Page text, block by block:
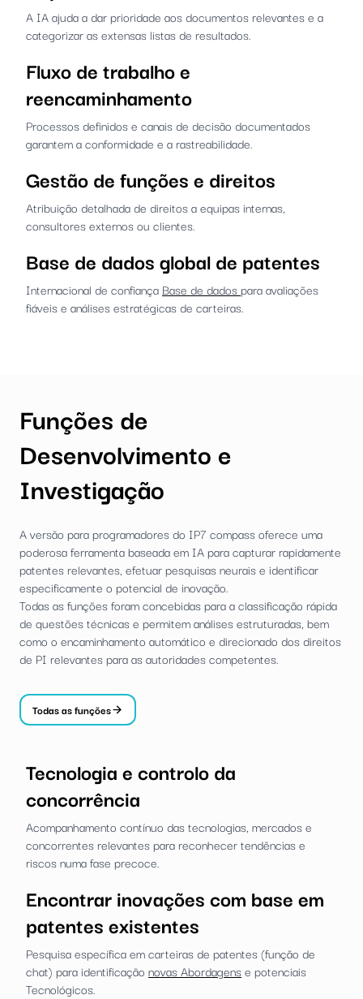
A IA ajuda a dar prioridade aos documentos relevantes e a
categorizar as extensas listas de resultados.
Fluxo de trabalho e
reencaminhamento
Processos definidos e canais de decisão documentados
garantem a conformidade e a rastreabilidade.
Gestão de funções e direitos
Atribuição detalhada de direitos a equipas internas,
consultores externos ou clientes.
Base de dados global de patentes
Internacional de confiança Base de dadospara avaliações
fiáveis e análises estratégicas de carteiras.
Funções de
Desenvolvimento e
Investigação
A versão para programadores do IP7 compass oferece uma
poderosa ferramenta baseada em IA para capturar rapidamente
patentes relevantes, efetuar pesquisas neurais e identificar
especificamente o potencial de inovação.
Todas as funções foram concebidas para a classificação rápida
de questões técnicas e permitem análises estruturadas, bem
como o encaminhamento automático e direcionado dos direitos
de PI relevantes para as autoridades competentes.
Todas as funções
Tecnologia e controlo da
concorrência
Acompanhamento contínuo das tecnologias, mercados e
concorrentes relevantes para reconhecer tendências e
riscos numa fase precoce.
Encontrar inovações com base em
patentes existentes
Pesquisa específica em carteiras de patentes (função de
chat) para identificação novas Abordagense potenciais
Tecnológicos.